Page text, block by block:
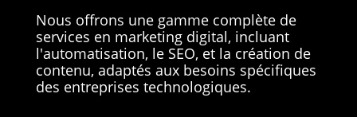
Nous offrons une gamme complète de
services en marketing digital, incluant
l'automatisation, le SEO, et la création de
contenu, adaptés aux besoins spécifiques
des entreprises technologiques.